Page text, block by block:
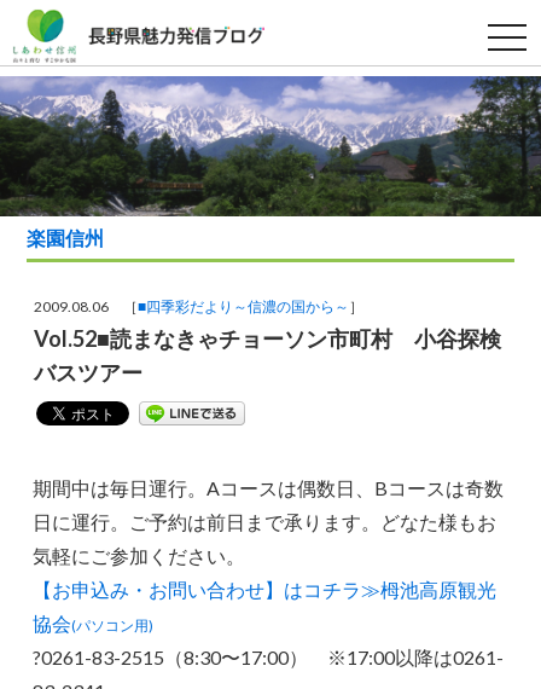
t
o
g
g
l
e
n
a
v
g
i
楽園信州
2009.08.06 ［■四季彩だより～信濃の国から～ ］
Vol.52■読まなきゃチョーソン市町村 小谷探検
バスツアー
期間中は毎日運行。Aコースは偶数日、Bコースは奇数
日に運行。ご予約は前日まで承ります。どなた様もお
気軽にご参加ください。
【お申込み・お問い合わせ】はコチラ≫栂池高原観光
協会(パソコン用)
?0261-83-2515（8:30〜17:00） ※17:00以降は0261-